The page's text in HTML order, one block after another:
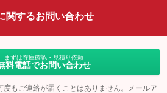
ルーフレール
：装備なし
：装備なし
関するお問い合わせ
まずは在庫確認・見積り依頼
料電話でお問い合わせ
度もご連絡が届くことはありません。メールア